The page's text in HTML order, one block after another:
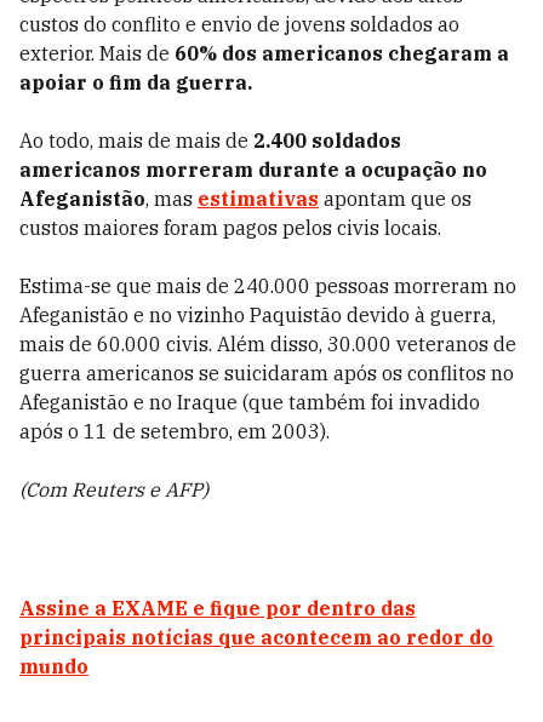
custos do conflito e envio de jovens soldados ao
exterior. Mais de 60% dos americanos chegaram a
apoiar o fim da guerra.
Ao todo, mais de mais de 2.400 soldados
americanos morreram durante a ocupação no
Afeganistão, mas estimativas apontam que os
custos maiores foram pagos pelos civis locais.
Estima-se que mais de 240.000 pessoas morreram no
Afeganistão e no vizinho Paquistão devido à guerra,
mais de 60.000 civis. Além disso, 30.000 veteranos de
guerra americanos se suicidaram após os conflitos no
Afeganistão e no Iraque (que também foi invadido
após o 11 de setembro, em 2003).
(Com Reuters e AFP)
Assine a EXAME e fique por dentro das
principais notícias que acontecem ao redor do
mundo